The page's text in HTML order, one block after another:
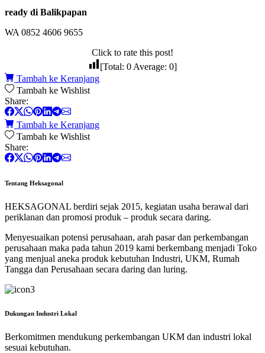
ready di Balikpapan
WA 0852 4606 9655
Click to rate this post!
[Total: 0 Average: 0]
Tambah ke Keranjang
Tambah ke Wishlist
Share:
Tambah ke Keranjang
Tambah ke Wishlist
Share:
Tentang Heksagonal
HEKSAGONAL berdiri sejak 2015, kegiatan usaha berawal dari
periklanan dan promosi produk – produk secara daring.
Menyesuaikan potensi perusahaan, arah pasar dan perkembangan
perusahaan maka pada tahun 2019 kami berkembang menjadi Toko
yang menjual aneka produk kebutuhan Industri, UKM, Rumah
Tangga dan Perusahaan secara daring dan luring.
Dukungan Industri Lokal
Berkomitmen mendukung perkembangan UKM dan industri lokal
sesuai kebutuhan.